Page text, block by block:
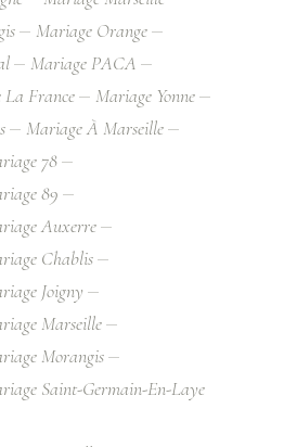
Mariage Orange
Mariage PACA
La France
Mariage Yonne
Mariage À Marseille
78
89
Auxerre
Chablis
Joigny
Marseille
Morangis
Saint-Germain-En-Laye